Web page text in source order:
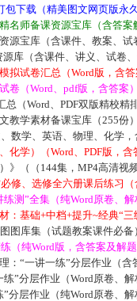
下载（精美图文网页版永久
名师备课资源宝库（含答案
源宝库（含课件、教案、试
库（含课件、讲义、试卷、
拟试卷汇总（Word版，含答
卷（Word、pdf版，含答案）
（Word、PDF双版精校精排
教学素材备课宝库（255份）
数学、英语、物理、化学，
化学）（Word、PDF版，含
》（（144集，MP4高清视频
修、选修全六册课后练习（
测”全集（纯Word原卷、解
：基础+中档+提升~经典“三
图库集（试题教案课件必备）
（纯Word版，含答案及解题
：“一讲一练”分层作业（含
”分层作业（Word原卷、解
分层作业（纯Word原卷、解